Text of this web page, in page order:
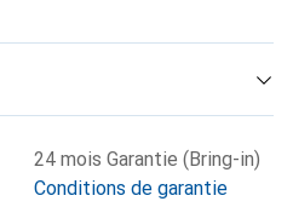
24 mois Garantie (Bring-in)
Conditions de garantie